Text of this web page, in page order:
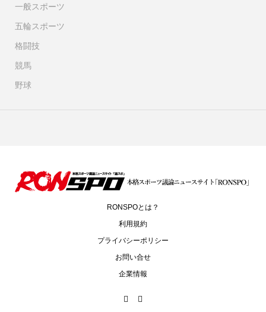
一般スポーツ
五輪スポーツ
格闘技
競馬
野球
RONSPOとは？
利用規約
プライバシーポリシー
お問い合せ
企業情報